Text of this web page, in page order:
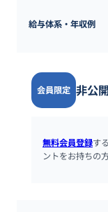
給与体系・年収例
会員限定 非公
無料会員登録す
ントをお持ちの